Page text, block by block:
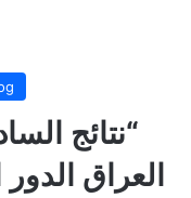
العراق